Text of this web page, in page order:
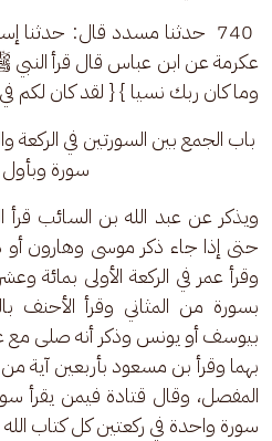
740  حدثنا مسدد قال:
عكرمة عن ابن عباس قال قرأ
وما كان ربك نسيا } { لقد كان لكم
باب الجمع بين السورتين في الركعة
سورة
ويذكر عن عبد الله بن السائب قرأ
حتى إذا جاء ذكر موسى وهارون
وقرأ عمر في الركعة الأولى بمائة
بسورة من المثاني وقرأ الأحنف
بيوسف أو يونس وذكر أنه صلى مع
بهما وقرأ بن مسعود بأربعين آية من
المفصل، وقال قتادة فيمن يقرأ
سورة واحدة في ركعتين كل كتاب الله